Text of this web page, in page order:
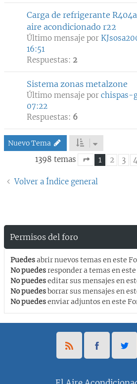
Carga de refrigerante
aire acondicionado r22
Último mensaje por
16:51
Respuestas: 2
Sistema zonas metalzone
Último mensaje por chispas-
07:22
Respuestas: 6
Nuevo Tema
1398 temas
Página1de14
1 2 3 4
Volver a Índice general
Permisos del foro
Puedesabrir nuevos temas en este
No puedesresponder a temas en
No puedeseditar sus mensajes en
No puedesborrar sus mensajes en
No puedesenviar adjuntos en este